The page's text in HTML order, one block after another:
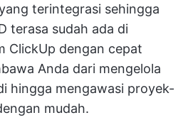
terintegrasi sehingga
terasa sudah ada di
ClickUp dengan cepat
Anda dari mengelola
hingga mengawasi proyek-
mudah.